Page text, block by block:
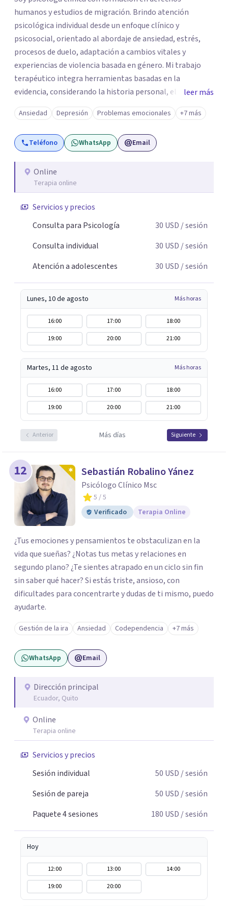
humanos y estudios de migración. Brindo atención
psicológica individual desde un enfoque clínico y
psicosocial, orientado al abordaje de ansiedad, estrés,
procesos de duelo, adaptación a cambios vitales y
experiencias de violencia basada en género. Mi trabajo
terapéutico integra herramientas basadas en la
evidencia, considerando la historia personal, el contexto
social y cultural de cada paciente. Ofrezco un espacio
profesional, ético y confidencial enfocado en la
comprensión emocional, el fortalecimiento de
habilidades de afrontamiento y la mejora del bienestar
leer más
Ansiedad Depresión Problemas emocionales +7 más
Teléfono WhatsApp Email
Online
Terapia online
Servicios y precios
Consulta para Psicología
30 USD / sesión
Consulta individual
30 USD / sesión
Atención a adolescentes
30 USD / sesión
Lunes, 10 de agosto Más horas
16:00 17:00
18:00
19:00
20:00 21:00
Martes, 11 de agosto Más horas
16:00 17:00
18:00
19:00
20:00 21:00
Anterior Más días Siguiente
12 Sebastián Robalino Yánez
Psicólogo Clínico Msc
5 / 5
Verificado
Terapia Online
¿Tus emociones y pensamientos te obstaculizan en la
vida que sueñas? ¿Notas tus metas y relaciones en
segundo plano? ¿Te sientes atrapado en un ciclo sin fin
sin saber qué hacer? Si estás triste, ansioso, con
dificultades para concentrarte y dudas de ti mismo, puedo
ayudarte.
Gestión de la ira Ansiedad Codependencia +7 más
WhatsApp Email
Dirección principal
Ecuador, Quito
Online
Terapia online
Servicios y precios
Sesión individual
50 USD / sesión
Sesión de pareja
50 USD / sesión
Paquete 4 sesiones
180 USD / sesión
Hoy
12:00 13:00
14:00
19:00
20:00